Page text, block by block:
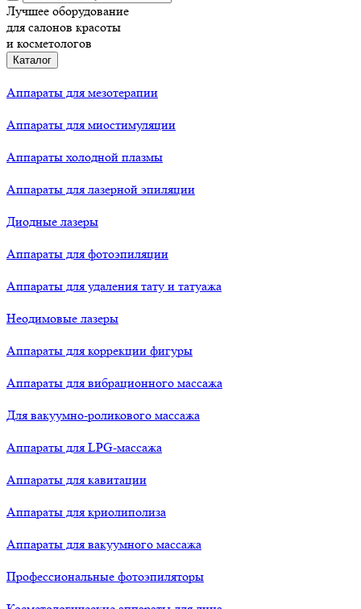
Лучшее оборудование
для салонов красоты
и косметологов
Каталог
Аппараты для мезотерапии
Аппараты для миостимуляции
Аппараты холодной плазмы
Аппараты для лазерной эпиляции
Диодные лазеры
Аппараты для фотоэпиляции
Аппараты для удаления тату и татуажа
Неодимовые лазеры
Аппараты для коррекции фигуры
Аппараты для вибрационного массажа
Для вакуумно-роликового массажа
Аппараты для LPG-массажа
Аппараты для кавитации
Аппараты для криолиполиза
Аппараты для вакуумного массажа
Профессиональные фотоэпиляторы